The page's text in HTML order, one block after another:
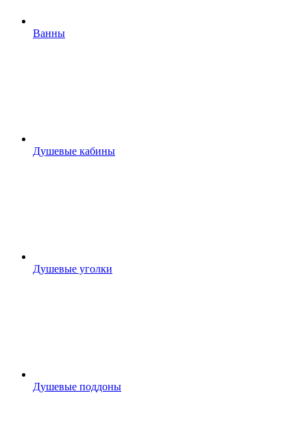
Ванны
Душевые кабины
Душевые уголки
Душевые поддоны